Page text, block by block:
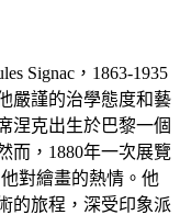
Signac，1863-1935
嚴謹的治學態度和藝
涅克出生於巴黎一個
而，1880年一次展覽
對繪畫的熱情。他
的旅程，深受印象派